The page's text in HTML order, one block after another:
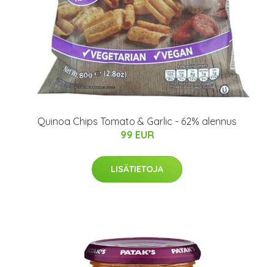
Quinoa Chips Tomato & Garlic - 62% alennus
99 EUR
LISÄTIETOJA